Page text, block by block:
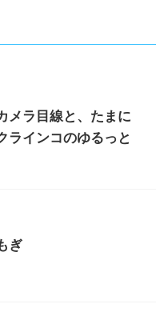
メラ目線と、たまに
ラインコのゆるっと
ぎ